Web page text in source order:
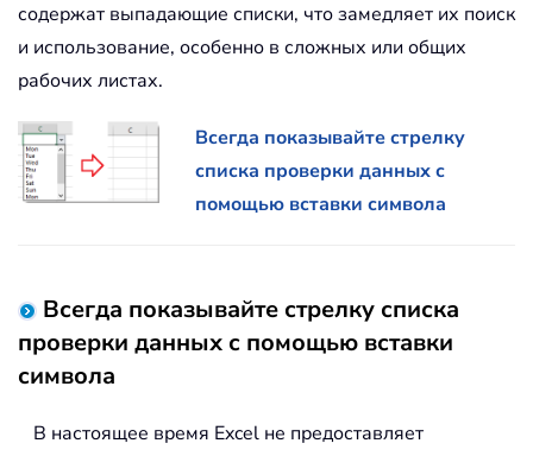
содержат выпадающие списки, что замедляет их поиск
и использование, особенно в сложных или общих
рабочих листах.
Всегда показывайте стрелку
списка проверки данных с
помощью вставки символа
Всегда показывайте стрелку списка
проверки данных с помощью вставки
символа
В настоящее время Excel не предоставляет